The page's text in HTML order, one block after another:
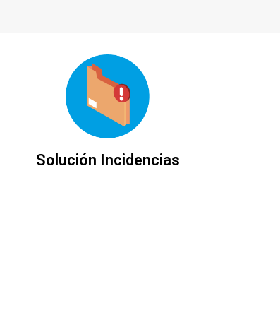
Solución Incidencias